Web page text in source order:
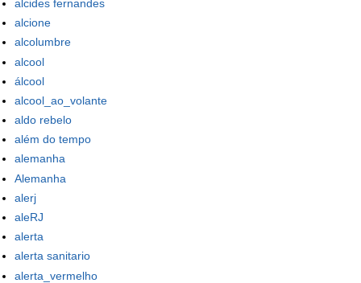
alcides fernandes
alcione
alcolumbre
alcool
álcool
alcool_ao_volante
aldo rebelo
além do tempo
alemanha
Alemanha
alerj
aleRJ
alerta
alerta sanitario
alerta_vermelho